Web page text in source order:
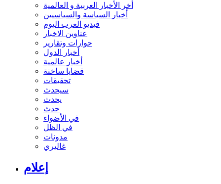
أخر الأخبار العربية و العالمية
أخبار السياسة والسياسيين
فيديو العرب اليوم
عناوين الاخبار
حوارات وتقارير
أخبار الدول
أخبار عالمية
قضايا ساخنة
تحقيقات
سيحدث
يحدث
حدث
في الأضواء
في الظل
مدونات
غاليري
إعلام